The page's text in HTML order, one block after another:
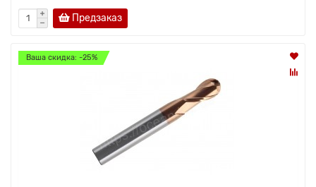
Предзаказ
Ваша скидка: -25%